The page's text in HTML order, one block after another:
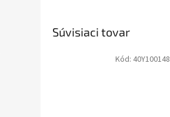
Súvisiaci tovar
Kód: 40Y100148